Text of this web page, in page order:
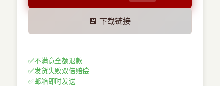
💾 下载链接
✅不满意全额退款
✅发货失败双倍赔偿
✅邮箱即时发送